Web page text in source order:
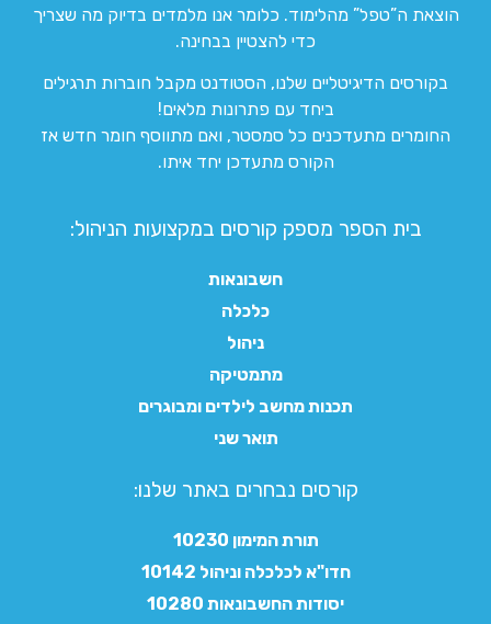
הוצאת ה”טפל” מהלימוד. כלומר אנו מלמדים בדיוק מה שצריך
כדי להצטיין בבחינה.
בקורסים הדיגיטליים שלנו, הסטודנט מקבל חוברות תרגילים
ביחד עם פתרונות מלאים!
החומרים מתעדכנים כל סמסטר, ואם מתווסף חומר חדש אז
הקורס מתעדכן יחד איתו.
בית הספר מספק קורסים במקצועות הניהול:
חשבונאות
כלכלה
ניהול
מתמטיקה
תכנות מחשב לילדים ומבוגרים
תואר שני
קורסים נבחרים באתר שלנו:​
תורת המימון 10230
חדו"א לכלכלה וניהול 10142
יסודות החשבונאות 10280